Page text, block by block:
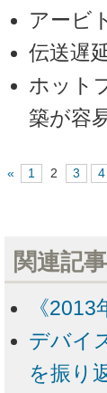
アービ
伝送遅
ホット
築が容
« 1 2 3 4
関連記事
《
デバイ
を振り